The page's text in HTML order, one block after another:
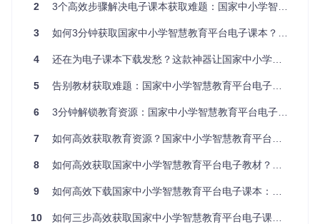
创新方案：tchMaterial-parser工具优势解析
tchMaterial-parser是一款专为国家中小学智慧教育平台设计的
电子课本解析工具，它通过技术手段解决了在线教材无法下载
的痛点。这款工具具有三大核心优势：
即可下载多本电子课本，大大提升资源获取效率。其次是智能
需教材。最后是离线可用性，下载后的PDF文件可随时随地使
操作指南：3分钟上手的零失败技巧
准备阶段：环境配置
2 3个高效步骤解决电子课本获取难题：国家中小学智慧教育平台解析工具全攻略
3 如何3分钟获取国家中小学智慧教育平台电子课本？高效下载工具全攻略
4 还在为电子课本下载发愁？这款神器让国家中小学智慧教育平台资源获取效率提升300%
5 告别教材获取难题：国家中小学智慧教育平台电子课本下载工具全攻略
6 3分钟解锁教育资源：国家中小学智慧教育平台电子课本下载全攻略
7 如何高效获取教育资源？国家中小学智慧教育平台电子课本解析工具全攻略
8 如何高效获取国家中小学智慧教育平台电子教材？全攻略来了
9 如何高效下载国家中小学智慧教育平台电子课本：智能解析技术全攻略
10 如何三步高效获取国家中小学智慧教育平台电子课本？解析工具全攻略